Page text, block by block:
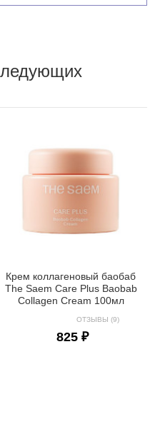
Крем коллагеновый баобаб
The Saem Care Plus Baobab
Collagen Cream 100мл
ОТЗЫВЫ (9)
825 ₽